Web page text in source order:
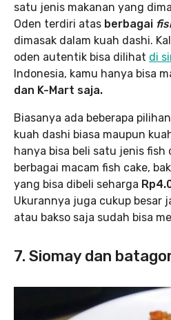
satu jenis makanan yang
Oden terdiri atas berbagai
dimasak dalam kuah dashi.
oden autentik bisa dilihat di
Indonesia, kamu hanya bisa
dan K-Mart saja.
Biasanya ada beberapa
kuah dashi biasa maupun
hanya bisa beli satu jenis fish
berbagai macam fish cake,
yang bisa dibeli seharga
Ukurannya juga cukup besar
atau bakso saja sudah bisa
7. Siomay dan